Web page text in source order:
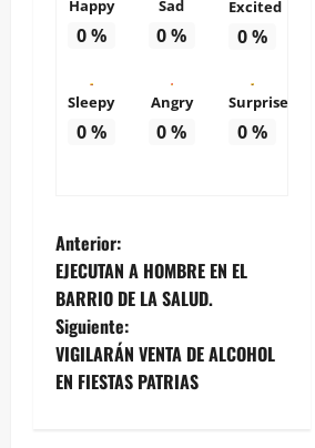
Happy
0%
Sad
0%
Excited
0%
Sleepy
0%
Angry
0%
Surprise
0%
N
a
v
e
Anterior:
EJECUTAN A HOMBRE EN EL
BARRIO DE LA SALUD.
Siguiente:
VIGILARÁN VENTA DE ALCOHOL
EN FIESTAS PATRIAS